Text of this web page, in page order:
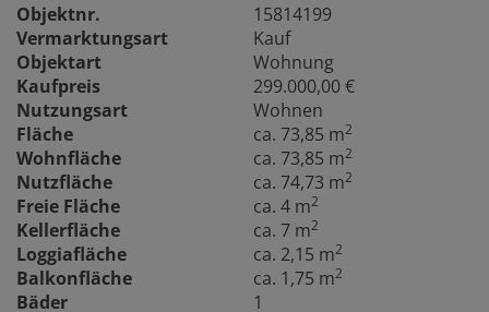
Objektnr.
15814199
Vermarktungsart
Kauf
Objektart
Wohnung
Kaufpreis
299.000,00 €
Nutzungsart
Wohnen
Fläche
ca. 73,85 m2
Wohnfläche ca. 73,85 m2
Nutzfläche ca. 74,73 m2
Freie Fläche ca. 4 m2
Kellerfläche ca. 7 m2
Loggiafläche ca. 2,15 m2
Balkonfläche ca. 1,75 m2
Bäder
1